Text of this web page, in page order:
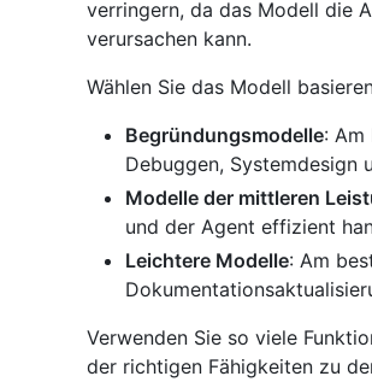
verringern, da das Modell die
verursachen kann.
Wählen Sie das Modell
Begründungsmodelle:
Debuggen, Systemdesign
Modelle der mittleren
und der Agent effizient
Leichtere Modelle: Am
Verwenden Sie so viele
der richtigen Fähigkeiten zu